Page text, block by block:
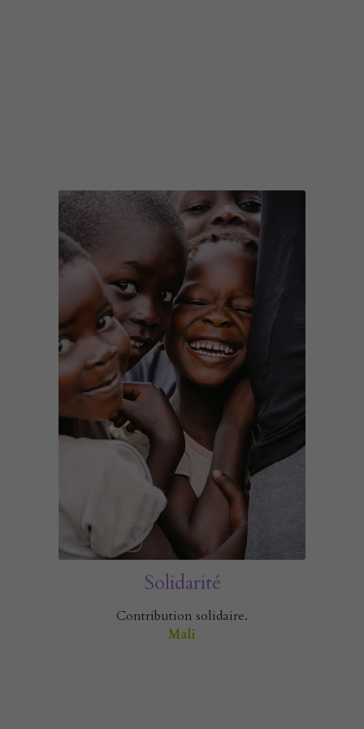
Solidarité
Contribution solidaire.
Mali